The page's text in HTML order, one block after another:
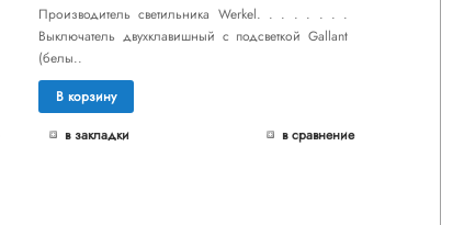
Производитель светильника Werkel. . . . . . . .
Выключатель двухклавишный с подсветкой Gallant
(белы..
В корзину
в закладки
в сравнение